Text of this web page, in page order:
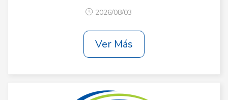
2026/08/03
Ver Más